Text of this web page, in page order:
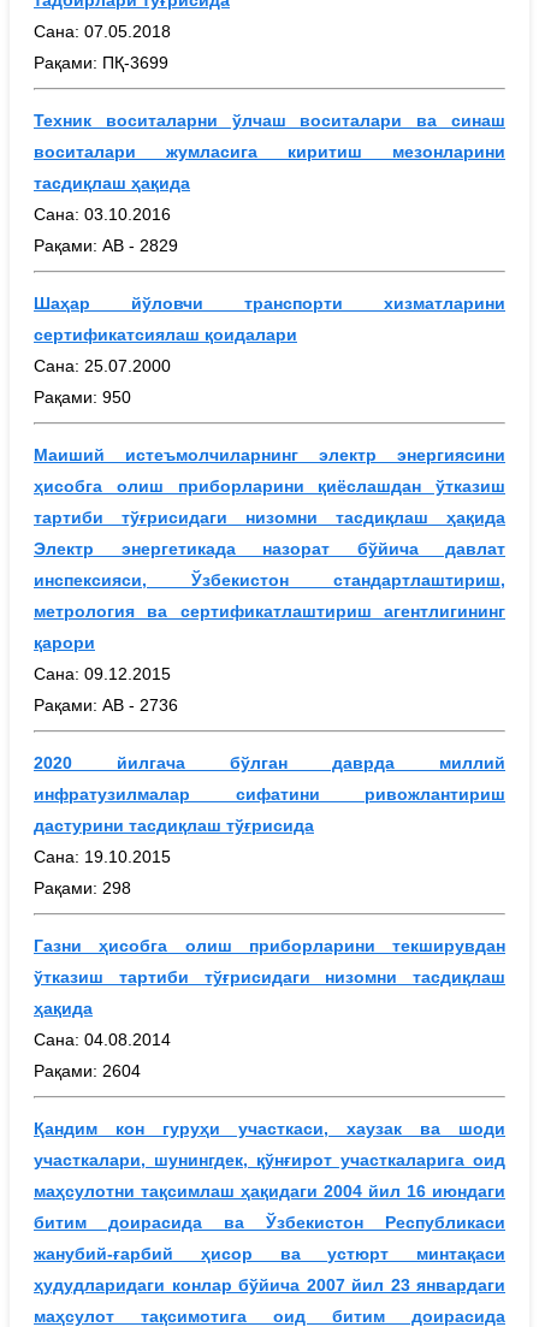
Сана: 07.05.2018
Рақами: ПҚ-3699
Техник воситаларни ўлчаш воситалари ва синаш
воситалари жумласига киритиш мезонларини
тасдиқлаш ҳақида
Сана: 03.10.2016
Рақами: АВ - 2829
Шаҳар йўловчи транспорти хизматларини
сертификатсиялаш қоидалари
Сана: 25.07.2000
Рақами: 950
Маиший истеъмолчиларнинг электр энергиясини
ҳисобга олиш приборларини қиёслашдан ўтказиш
тартиби тўғрисидаги низомни тасдиқлаш ҳақида
Электр энергетикада назорат бўйича давлат
инспексияси, Ўзбекистон стандартлаштириш,
метрология ва сертификатлаштириш агентлигининг
қарори
Сана: 09.12.2015
Рақами: АВ - 2736
2020 йилгача бўлган даврда миллий
инфратузилмалар сифатини ривожлантириш
дастурини тасдиқлаш тўғрисида
Сана: 19.10.2015
Рақами: 298
Газни ҳисобга олиш приборларини текширувдан
ўтказиш тартиби тўғрисидаги низомни тасдиқлаш
ҳақида
Сана: 04.08.2014
Рақами: 2604
Қандим кон гуруҳи участкаси, хаузак ва шоди
участкалари, шунингдек, қўнғирот участкаларига оид
маҳсулотни тақсимлаш ҳақидаги 2004 йил 16 июндаги
битим доирасида ва Ўзбекистон Республикаси
жанубий-ғарбий ҳисор ва устюрт минтақаси
ҳудудларидаги конлар бўйича 2007 йил 23 январдаги
маҳсулот тақсимотига оид битим доирасида